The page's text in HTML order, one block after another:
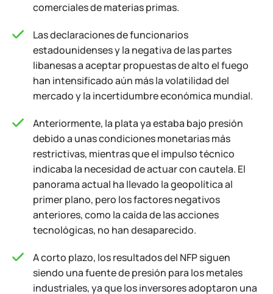
comerciales de materias primas.
Las declaraciones de funcionarios
estadounidenses y la negativa de las partes
libanesas a aceptar propuestas de alto el fuego
han intensificado aún más la volatilidad del
mercado y la incertidumbre económica mundial.
Anteriormente, la plata ya estaba bajo presión
debido a unas condiciones monetarias más
restrictivas, mientras que el impulso técnico
indicaba la necesidad de actuar con cautela. El
panorama actual ha llevado la geopolítica al
primer plano, pero los factores negativos
anteriores, como la caída de las acciones
tecnológicas, no han desaparecido.
A corto plazo, los resultados del NFP siguen
siendo una fuente de presión para los metales
industriales, ya que los inversores adoptaron una